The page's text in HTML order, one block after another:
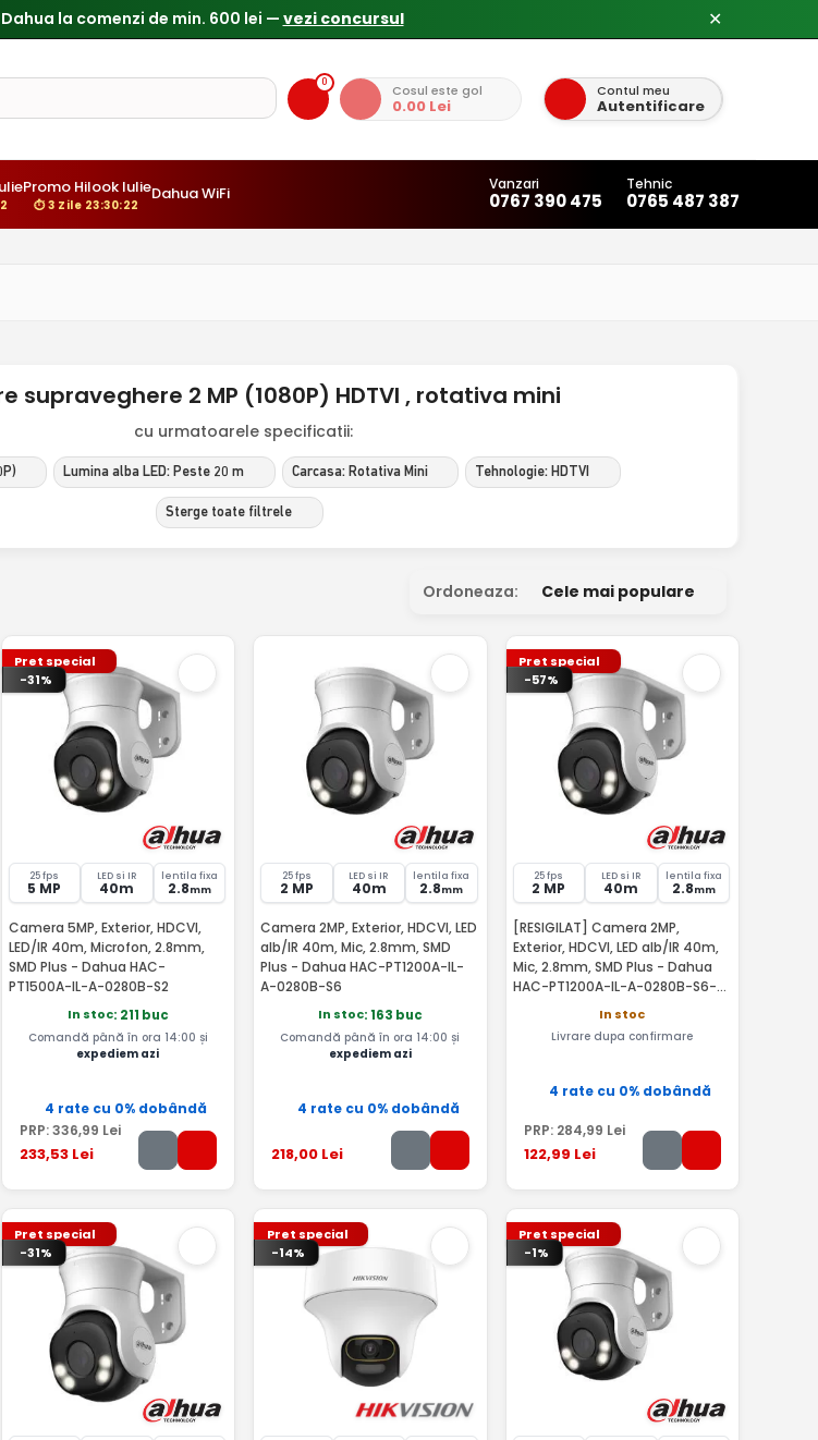
la comenzi de min. 600 lei — vezi concursul
✕
0 Cosul este gol
0.00 Lei
Contul meu
Autentificare
Promo Hilook Iulie
⏱ 3 Zile 23:30:21
Dahua WiFi Vanzari
0767 390 475
Tehnic
0765 487 387
supraveghere 2 MP (1080P) HDTVI , rotativa mini
cu urmatoarele specificatii:
Lumina alba LED: Peste 20 m Carcasa: Rotativa Mini Tehnologie: HDTVI
Sterge toate filtrele
Ordoneaza: Cele mai populare
Pret special
-31%
25 fps
5 MP
LED si IR
40m
lentila fixa
2.8mm
Camera 5MP, Exterior, HDCVI,
LED/IR 40m, Microfon, 2.8mm,
SMD Plus - Dahua HAC-
PT1500A-IL-A-0280B-S2
In stoc: 211 buc
Comandă până în ora 14:00 și
expediem azi
4 rate cu 0% dobândă
PRP:336,99 Lei
233,53Lei
25 fps
2 MP
LED si IR
40m
lentila fixa
2.8mm
Camera 2MP, Exterior, HDCVI, LED
alb/IR 40m, Mic, 2.8mm, SMD
Plus - Dahua HAC-PT1200A-IL-
A-0280B-S6
In stoc: 163 buc
Comandă până în ora 14:00 și
expediem azi
4 rate cu 0% dobândă
218,00 Lei
Pret special
-57%
25 fps
2 MP
LED si IR
40m
lentila fixa
2.8mm
[RESIGILAT] Camera 2MP,
Exterior, HDCVI, LED alb/IR 40m,
Mic, 2.8mm, SMD Plus - Dahua
HAC-PT1200A-IL-A-0280B-S6-
In stoc
Livrare dupa confirmare
4 rate cu 0% dobândă
PRP: 284,99 Lei
122,99 Lei
Pret special
-31%
Pret special
-14%
Pret special
-1%